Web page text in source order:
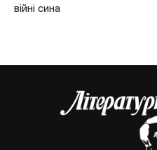
війні сина